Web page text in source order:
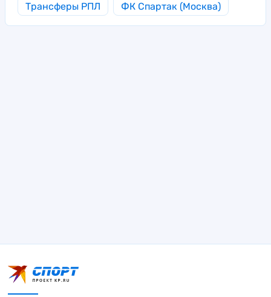
Трансферы РПЛ ФК Спартак (Москва)